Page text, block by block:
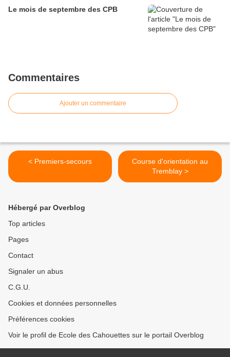
Le mois de septembre des CPB
Commentaires
Ajouter un commentaire
< Premiers-secours
Course d'orientation au
Tremblay >
Hébergé par Overblog
Top articles
Pages
Contact
Signaler un abus
C.G.U.
Cookies et données personnelles
Préférences cookies
Voir le profil de Ecole des Cahouettes sur le portail Overblog